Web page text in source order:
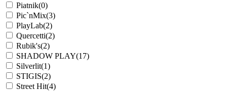
Piatnik(0)
Pic`nMix(3)
PlayLab(2)
Quercetti(2)
Rubik's(2)
SHADOW PLAY(17)
Silverlit(1)
STIGIS(2)
Street Hit(4)